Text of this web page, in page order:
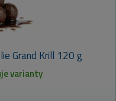
Grand Krill 120 g
varianty